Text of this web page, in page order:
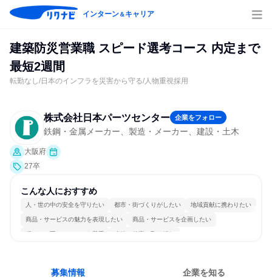
インターン＆キャリア
建築防災営業職 スピード選考コース 内定まで
最短2週間
転勤なし/日本のインフラを災害から守る/人物重視採用
株式会社日本パーツセンター 企業をフォロー
鉄鋼・金属メーカー、製造・メーカー、建設・土木
大阪府
27卒
こんな人におすすめ
人・世の中の安全を守りたい 都市・街づくりがしたい 地域貢献に携わりたい
商品・サービスの魅力を表現したい 商品・サービスを企画したい
穏やかで互いのペースを尊重 冷静に仕事に取り組む
募集情報 企業を知る